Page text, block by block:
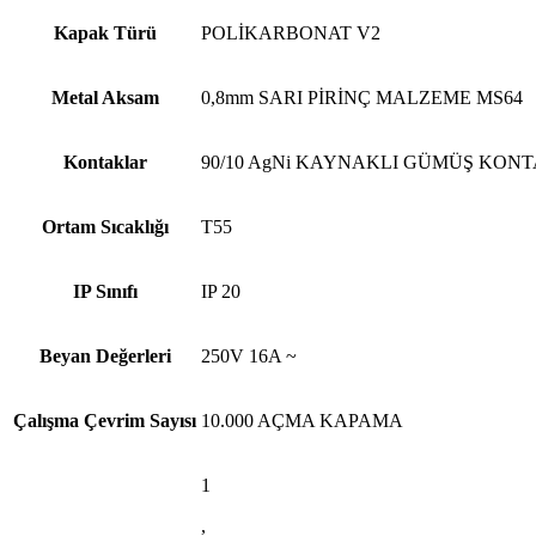
Kapak Türü POLİKARBONAT V2
Metal Aksam 0,8mm SARI PİRİNÇ MALZEME MS64
Kontaklar 90/10 AgNi KAYNAKLI GÜMÜŞ
Ortam Sıcaklığı T55
IP Sınıfı IP 20
Beyan Değerleri 250V 16A ~
Çalışma Çevrim Sayısı 10.000 AÇMA KAPAMA
1
,